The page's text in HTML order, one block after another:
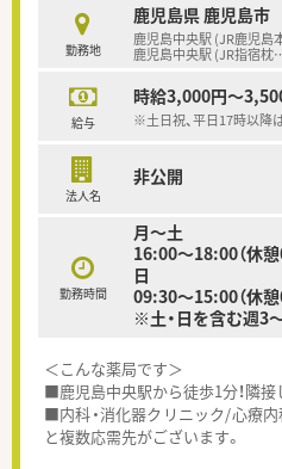
勤務地
鹿児島県 鹿児島市
鹿児島中央駅 (JR鹿児島
鹿児島中央駅 (JR指宿枕
給与
時給3,000円～
※土日祝、平日17時以降
法人名
非公開
勤務時間
月～土
16:00～18:00（休憩
日
09:30～15:00（休憩
※土・日を含む週3
＜こんな薬局です＞
■鹿児島中央駅から徒歩1分！隣
■内科・消化器クリニック/心療
と複数応需先がございます。